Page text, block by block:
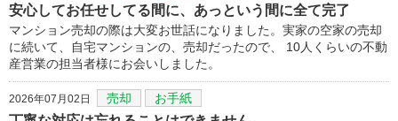
安心してお任せしてる間に、あっという間に全て完了
マンション売却の際は大変お世話になりました。実家の空家の売却
に続いて、自宅マンションの、売却だったので、 10人くらいの不動
産営業の担当者様にお会いしました。
2026年07月02日 売却 お手紙